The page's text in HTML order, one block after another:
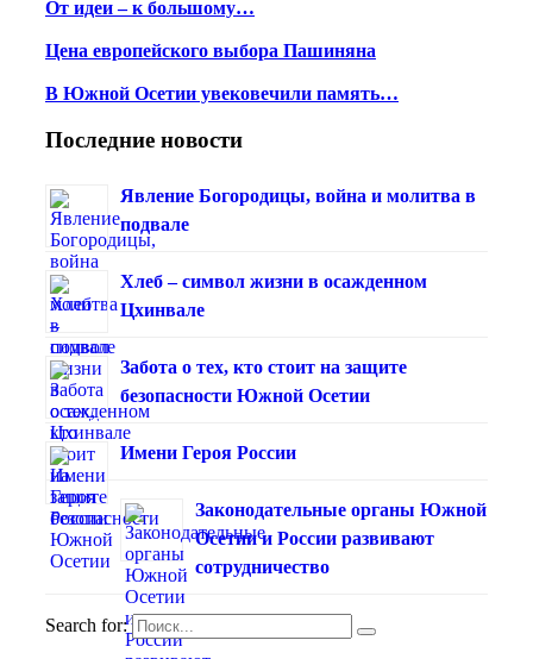
От идеи – к большому…
Цена европейского выбора Пашиняна
В Южной Осетии увековечили память…
Последние новости
Явление Богородицы, война и молитва в
подвале
Хлеб – символ жизни в осажденном
Цхинвале
Забота о тех, кто стоит на защите
безопасности Южной Осетии
Имени Героя России
Законодательные органы Южной
Осетии и России развивают
сотрудничество
Search for: